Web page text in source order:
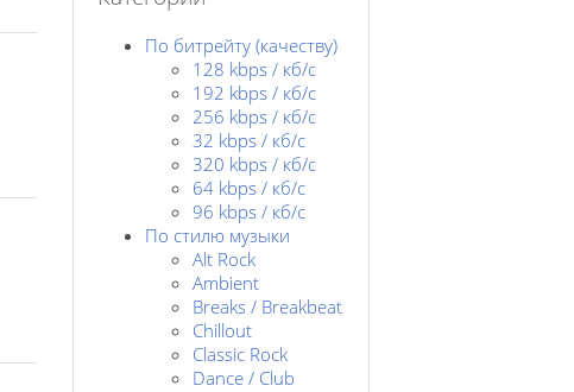
По битрейту (качеству)
128 kbps / кб/c
192 kbps / кб/c
256 kbps / кб/с
32 kbps / кб/c
320 kbps / кб/с
64 kbps / кб/c
96 kbps / кб/c
По стилю музыки
Alt Rock
Ambient
Breaks / Breakbeat
Chillout
Classic Rock
Dance / Club